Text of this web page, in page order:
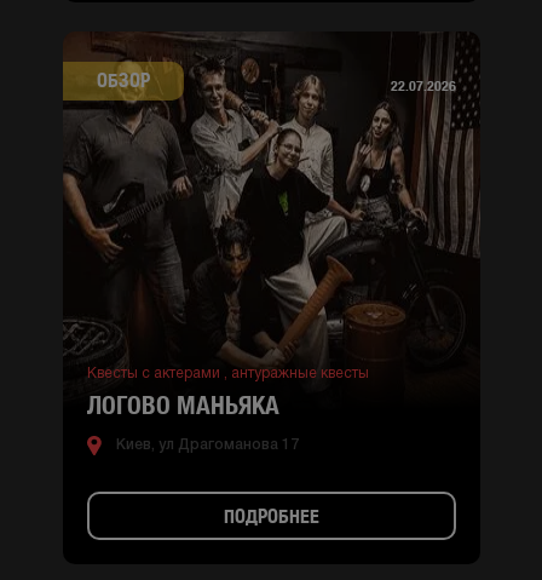
ОБЗОР 22.07.2026
Квесты с актерами , антуражные квесты
ЛОГОВО МАНЬЯКА
Киев, ул Драгоманова 17
ПОДРОБНЕЕ